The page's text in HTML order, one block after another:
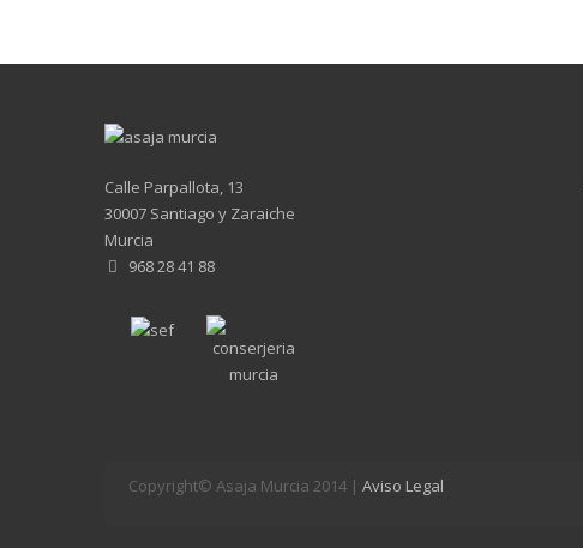
Calle Parpallota, 13
30007 Santiago y Zaraiche
Murcia
968 28 41 88
Copyright© Asaja Murcia 2014 | Aviso Legal